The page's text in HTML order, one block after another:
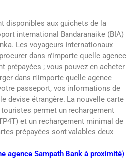
disponibles aux guichets de la
international Bandaranaike (BIA)
Les voyageurs internationaux
dans n'importe quelle agence
prépayées ; vous pouvez en acheter
dans n'importe quelle agence
passeport, vos informations de
devise étrangère. La nouvelle carte
permet un rechargement
et un rechargement minimal de
prépayées sont valables deux
agence Sampath Bank à proximité)